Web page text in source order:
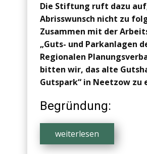
Die Stiftung ruft dazu
Abrisswunsch nicht zu
Zusammen mit der
„Guts- und Parkanlagen
Regionalen
bitten wir, das alte
Gutspark“ in Neetzow zu
Begründung:
weiterlesen